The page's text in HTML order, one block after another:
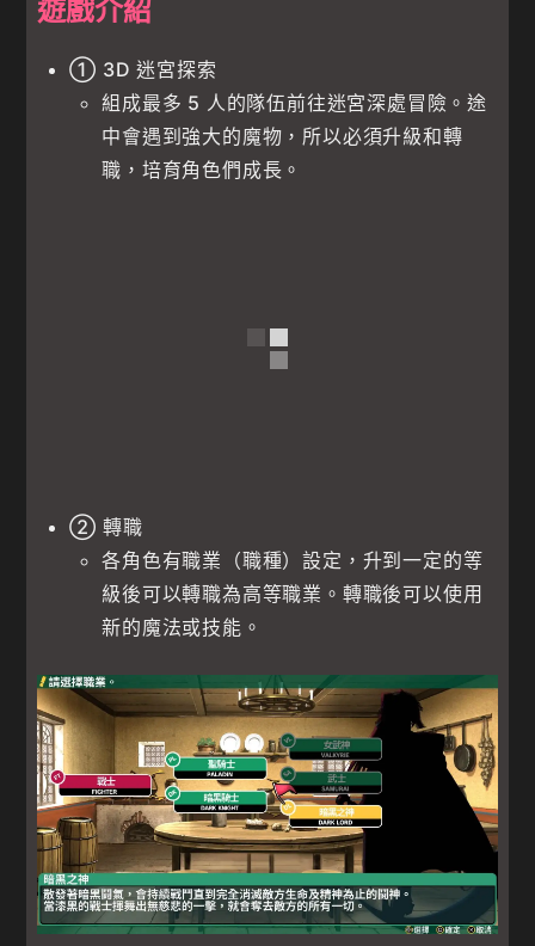
遊戲介紹
① 3D 迷宮探索
組成最多 5 人的隊伍前往迷宮深處冒險。途
中會遇到強大的魔物，所以必須升級和轉
職，培育角色們成長。
② 轉職
各角色有職業（職種）設定，升到一定的等
級後可以轉職為高等職業。轉職後可以使用
新的魔法或技能。